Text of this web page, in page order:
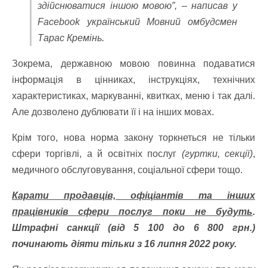
здійснюватися іншою мовою”, – написав у
Facebook український Мовний омбудсмен
Тарас Кремінь.
Зокрема, державною мовою повинна подаватися
інформація в цінниках, інструкціях, технічних
характеристиках, маркуванні, квитках, меню і так далі.
Але дозволено дублювати її і на інших мовах.
Крім того, нова норма закону торкнеться не тільки
сфери торгівлі, а й освітніх послуг (гуртки, секції),
медичного обслуговування, соціальної сфери тощо.
Карати продавців, офіціантів та інших
працівників сфери послуг поки не будуть.
Штрафні санкції (від 5 100 до 6 800 грн.)
починають діяти тільки з 16 липня 2022 року.